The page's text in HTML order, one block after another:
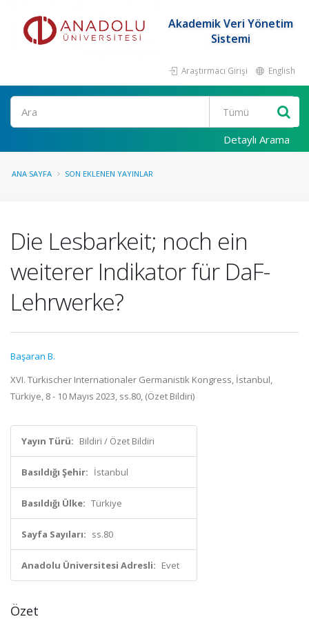
Akademik Veri Yönetim
Sistemi
Araştırmacı Girişi English
Ara
Detaylı Arama
ANA SAYFA SON EKLENEN YAYINLAR
Die Lesbarkeit; noch ein
weiterer Indikator für DaF-
Lehrwerke?
Başaran B.
XVI. Türkischer Internationaler Germanistik Kongress, İstanbul,
Türkiye, 8 - 10 Mayıs 2023, ss.80, (Özet Bildiri)
Yayın Türü: Bildiri / Özet Bildiri
Basıldığı Şehir: İstanbul
Basıldığı Ülke: Türkiye
Sayfa Sayıları: ss.80
Anadolu Üniversitesi Adresli: Evet
Özet